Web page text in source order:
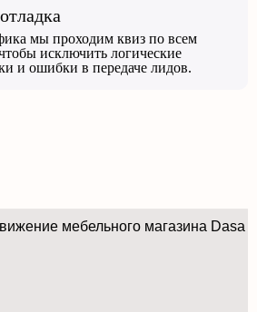
мы проходим квиз по всем
исключить логические
и ошибки в передаче лидов.